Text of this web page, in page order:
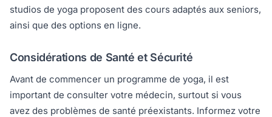
studios de yoga proposent des cours adaptés aux seniors,
ainsi que des options en ligne.
Considérations de Santé et Sécurité
Avant de commencer un programme de yoga, il est
important de consulter votre médecin, surtout si vous
avez des problèmes de santé préexistants. Informez votre